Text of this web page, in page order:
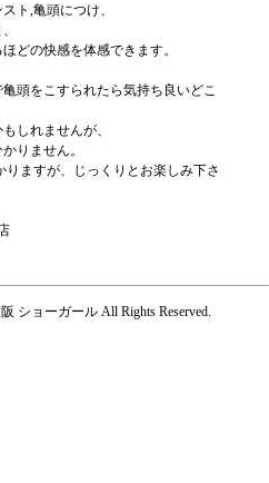
ト,亀頭につけ、
どの快感を体感できます。
頭をこすられたら気持ち良いどこ
しれませんが、
りません。
りますが、じっくりとお楽しみ下さ
ショーガール All Rights Reserved.